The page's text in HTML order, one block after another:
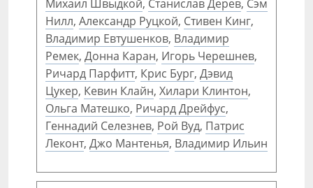
Михаил Швыдкой, Станислав Дерев, Сэм
Нилл, Александр Руцкой, Стивен Кинг,
Владимир Евтушенков, Владимир
Ремек, Донна Каран, Игорь Черешнев,
Ричард Парфитт, Крис Бург, Дэвид
Цукер, Кевин Клайн, Хилари Клинтон,
Ольга Матешко, Ричард Дрейфус,
Геннадий Селезнев, Рой Вуд, Патрис
Леконт, Джо Мантенья, Владимир Ильин